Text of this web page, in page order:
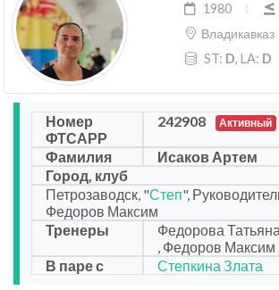
1980
Владикавказ
ST: D, LA: D
Номер
ФТСАРР
242908 Активный
Фамилия
Исаков Артем
Город, клуб
Петрозаводск, "Степ",
Федоров Максим
Тренеры
Федорова Татьяна
, Федоров Максим
В паре с
Степкина Злата